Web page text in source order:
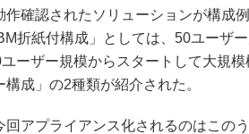
作確認されたソリューションが構成
折紙付構成」としては、50ユーザ
ーザー規模からスタートして大規
構成」の2種類が紹介された。
アプライアンス化されるのはこの